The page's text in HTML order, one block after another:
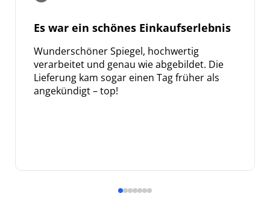
Es war ein schönes Einkaufserlebnis
Wunderschöner Spiegel, hochwertig
verarbeitet und genau wie abgebildet. Die
Lieferung kam sogar einen Tag früher als
angekündigt – top!